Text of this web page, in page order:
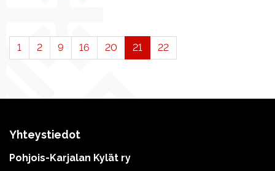
1 2 9 16 20 21 22
Yhteystiedot
Pohjois-Karjalan Kylät ry